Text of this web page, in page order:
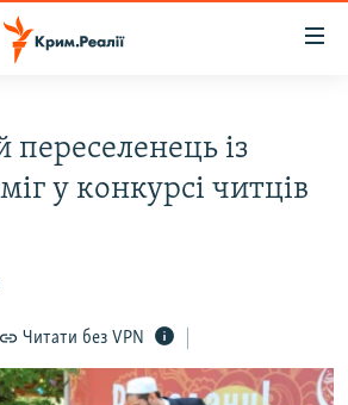
із
у конкурсі читців
Читати без VPN